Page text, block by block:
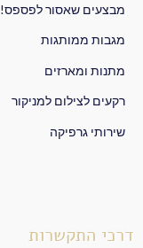
מבצעים שאסור לפספס!
מגבות ממותגות
מתנות ומארזים
רקעים לצילום למניקור
שירותי גרפיקה
דרכי התקשרות